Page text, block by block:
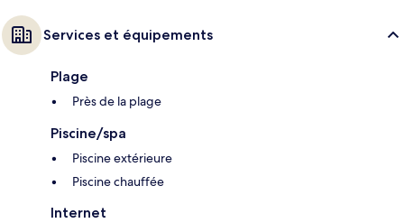
Services et équipements
Plage
Près de la plage
Piscine/spa
Piscine extérieure
Piscine chauffée
Internet